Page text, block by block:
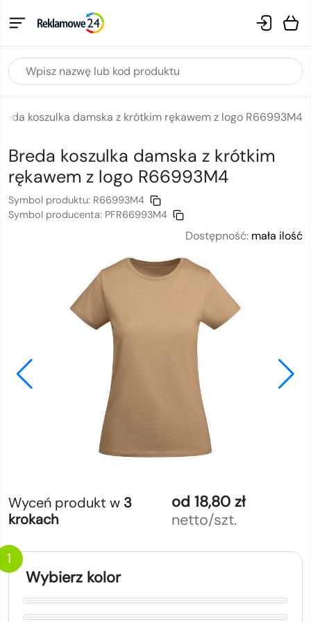
koszulka damska z krótkim rękawem z logo R66993M4
Breda koszulka damska z krótkim
rękawem z logo R66993M4
Symbol produktu: R66993M4
Symbol producenta: PFR66993M4
Dostępność: mała ilość
Wyceń produkt w 3
krokach
od 18,80 zł
netto/szt.
1
Wybierz kolor